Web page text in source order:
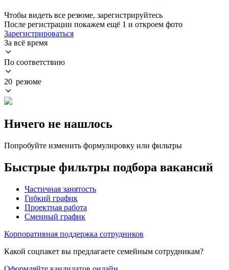
Чтобы видеть все резюме, зарегистрируйтесь
После регистрации покажем ещё 1 и откроем фото
Зарегистрироваться
За всё время
По соответствию
20 резюме
Ничего не нашлось
Попробуйте изменить формулировку или фильтры
Быстрые фильтры подбора вакансий
Частичная занятость
Гибкий график
Проектная работа
Сменный график
Корпоративная поддержка сотрудников
Какой соцпакет вы предлагаете семейным сотрудникам?